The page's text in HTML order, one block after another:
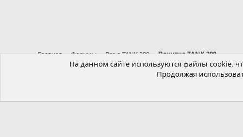
Главная Форумы Все о TANK 300 Покупка TANK 300
На данном сайте используются файлы cookie,
Продолжая